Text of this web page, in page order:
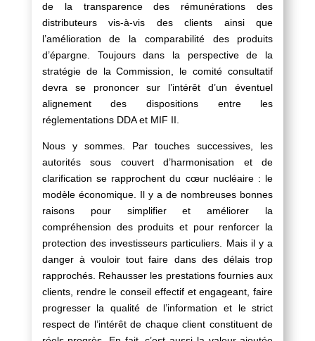
de la transparence des rémunérations des
distributeurs vis-à-vis des clients ainsi que
l’amélioration de la comparabilité des produits
d’épargne. Toujours dans la perspective de la
stratégie de la Commission, le comité consultatif
devra se prononcer sur l’intérêt d’un éventuel
alignement des dispositions entre les
réglementations DDA et MIF II.
Nous y sommes. Par touches successives, les
autorités sous couvert d’harmonisation et de
clarification se rapprochent du cœur nucléaire : le
modèle économique. Il y a de nombreuses bonnes
raisons pour simplifier et améliorer la
compréhension des produits et pour renforcer la
protection des investisseurs particuliers. Mais il y a
danger à vouloir tout faire dans des délais trop
rapprochés. Rehausser les prestations fournies aux
clients, rendre le conseil effectif et engageant, faire
progresser la qualité de l’information et le strict
respect de l’intérêt de chaque client constituent de